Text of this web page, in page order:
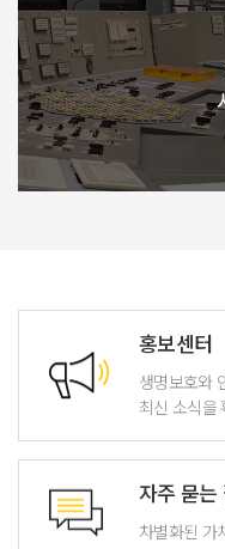
홍보센터
생명보호와
최신 소식을
자주 묻는
차별화된 가